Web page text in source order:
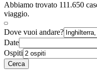
Abbiamo trovato 111.650
viaggio.
Dove vuoi andare?
Date
Ospiti
Cerca